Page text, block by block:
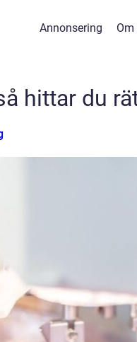
Annonsering Om
hittar du